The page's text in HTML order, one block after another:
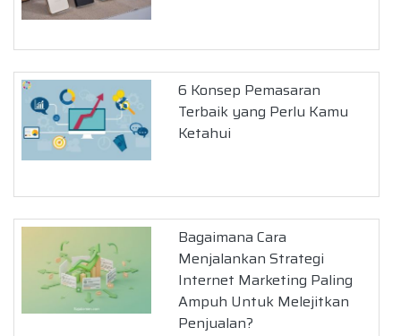
6 Konsep Pemasaran
Terbaik yang Perlu Kamu
Ketahui
Bagaimana Cara
Menjalankan Strategi
Internet Marketing Paling
Ampuh Untuk Melejitkan
Penjualan?